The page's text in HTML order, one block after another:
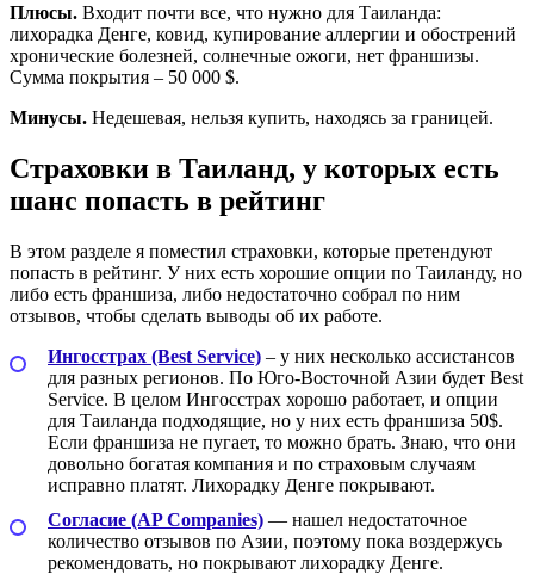
Плюсы. Входит почти все, что нужно для Таиланда:
лихорадка Денге, ковид, купирование аллергии и обострений
хронические болезней, солнечные ожоги, нет франшизы.
Сумма покрытия – 50 000 $.
Минусы. Недешевая, нельзя купить, находясь за границей.
Страховки в Таиланд, у которых есть
шанс попасть в рейтинг
В этом разделе я поместил страховки, которые претендуют
попасть в рейтинг. У них есть хорошие опции по Таиланду, но
либо есть франшиза, либо недостаточно собрал по ним
отзывов, чтобы сделать выводы об их работе.
Ингосстрах (Best Service) – у них несколько ассистансов
для разных регионов. По Юго-Восточной Азии будет Best
Service. В целом Ингосстрах хорошо работает, и опции
для Таиланда подходящие, но у них есть франшиза 50$.
Если франшиза не пугает, то можно брать. Знаю, что они
довольно богатая компания и по страховым случаям
исправно платят. Лихорадку Денге покрывают.
Согласие (AP Companies) — нашел недостаточное
количество отзывов по Азии, поэтому пока воздержусь
рекомендовать, но покрывают лихорадку Денге.